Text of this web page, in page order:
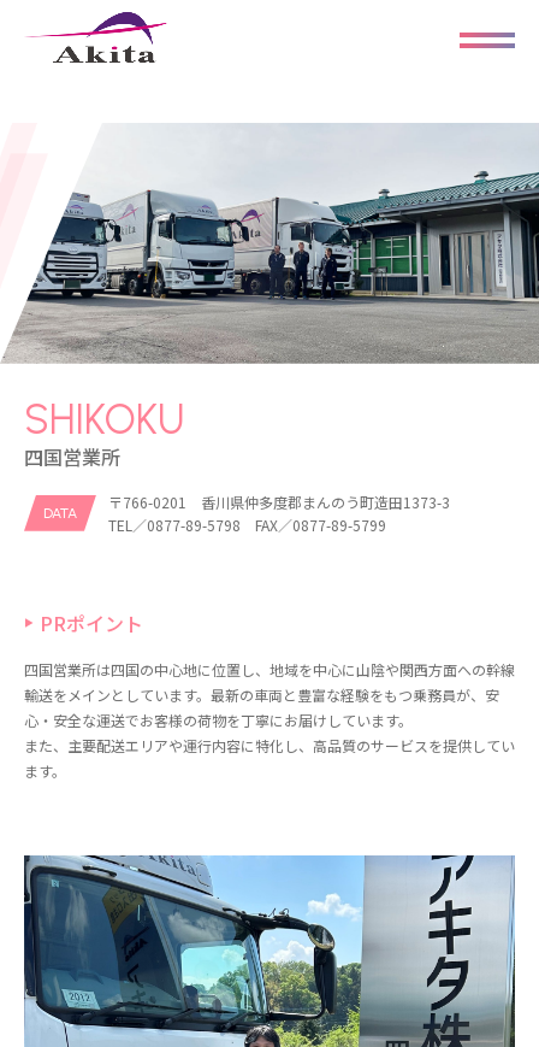
SHIKOKU
四国営業所
DATA
〒766-0201 香川県仲多度郡まんのう町造田1373-3
TEL／0877-89-5798 FAX／0877-89-5799
PRポイント
四国営業所は四国の中心地に位置し、地域を中心に山陰や関西方面への幹線
輸送をメインとしています。最新の車両と豊富な経験をもつ乗務員が、安
心・安全な運送でお客様の荷物を丁寧にお届けしています。
また、主要配送エリアや運行内容に特化し、高品質のサービスを提供してい
ます。